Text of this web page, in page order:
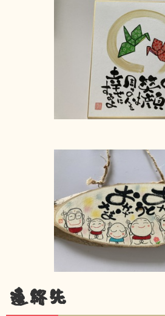
連絡先